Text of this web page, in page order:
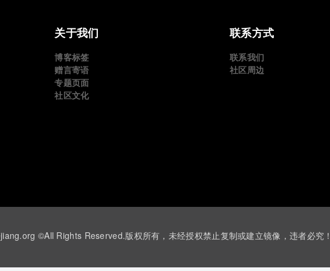
关于我们
博客标签
赠言寄语
专题页面
社区文化
联系方式
联系我们
社区周边
©All Rights Reserved.版权所有，未经授权禁止复制或建立镜像，违者必究！